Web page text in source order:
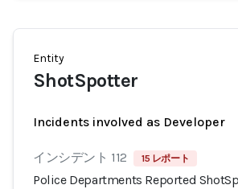
Entity
ShotSpotter
Incidents involved as Developer
インシデント 112 15 レポート
Police Departments Reported